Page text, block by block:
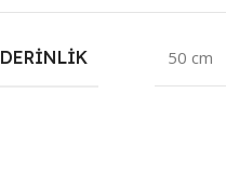
DERINLIK 50 cm